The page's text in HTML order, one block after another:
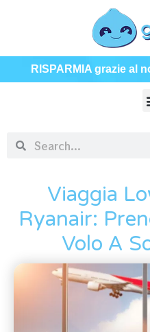
RISPARMIA grazie al
Viaggia
Ryanair:
Volo A